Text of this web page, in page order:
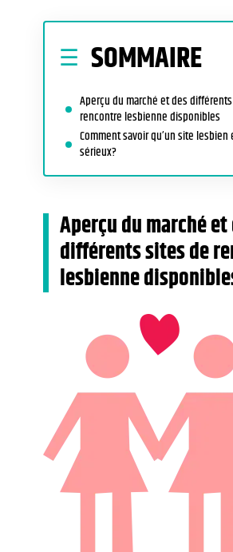
SOMMAIRE
Aperçu du marché et des
rencontre lesbienne disponibles
Comment savoir qu’un site lesbien
sérieux?
Aperçu du marché et
différents sites de
lesbienne